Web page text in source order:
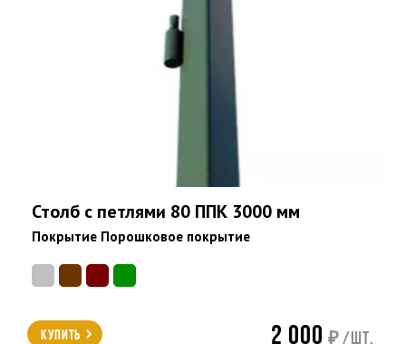
Столб с петлями 80 ППК 3000 мм
Покрытие Порошковое покрытие
Купить 2 000 ₽ /шт.